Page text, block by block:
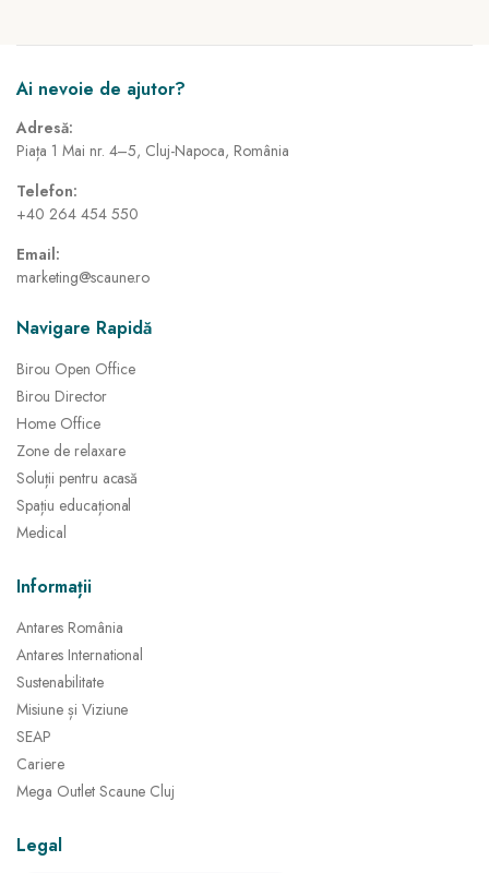
Ai nevoie de ajutor?
Adresă:
Piața 1 Mai nr. 4–5, Cluj-Napoca, România
Telefon:
+40 264 454 550
Email:
marketing@scaune.ro
Navigare Rapidă
Birou Open Office
Birou Director
Home Office
Zone de relaxare
Soluții pentru acasă
Spațiu educațional
Medical
Informații
Antares România
Antares International
Sustenabilitate
Misiune și Viziune
SEAP
Cariere
Mega Outlet Scaune Cluj
Legal